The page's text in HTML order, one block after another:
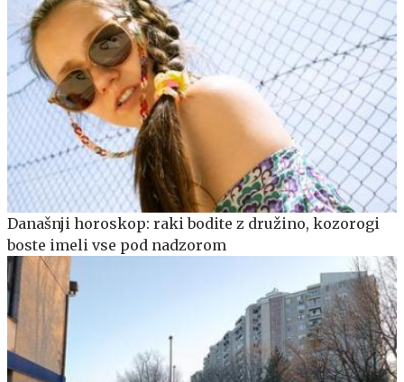
Današnji horoskop: raki bodite z družino, kozorogi
boste imeli vse pod nadzorom